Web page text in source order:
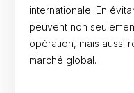
internationale. En
peuvent non
opération, mais aussi
marché global.